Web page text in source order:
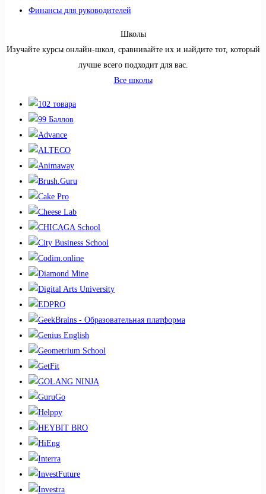
Финансы для руководителей
Школы
Изучайте курсы онлайн-школ, сравнивайте их и найдите тот, который
лучше всего подходит для вас.
Все школы